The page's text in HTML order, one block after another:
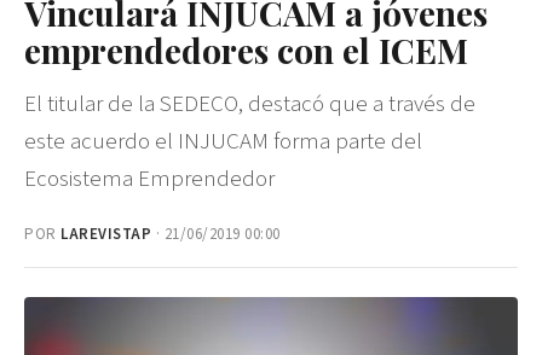
Vinculará INJUCAM a jóvenes
emprendedores con el ICEM
El titular de la SEDECO, destacó que a través de
este acuerdo el INJUCAM forma parte del
Ecosistema Emprendedor
POR LAREVISTAP · 21/06/2019 00:00